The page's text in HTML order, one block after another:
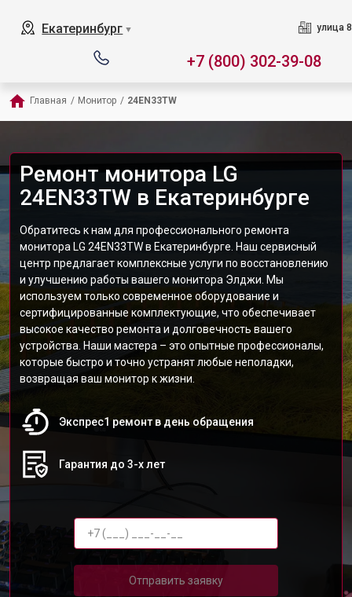
Екатеринбург ▼ улица
+7 (800) 302-39-08
Главная / Монитор / 24EN33TW
Ремонт монитора LG
24EN33TW в Екатеринбурге
Обратитесь к нам для профессионального ремонта
монитора LG 24EN33TW в Екатеринбурге. Наш сервисный
центр предлагает комплексные услуги по восстановлению
и улучшению работы вашего монитора Элджи. Мы
используем только современное оборудование и
сертифицированные комплектующие, что обеспечивает
высокое качество ремонта и долговечность вашего
устройства. Наши мастера – это опытные профессионалы,
которые быстро и точно устранят любые неполадки,
возвращая ваш монитор к жизни.
Экспрес1 ремонт в день обращения
Гарантия до 3-х лет
Отправить заявку